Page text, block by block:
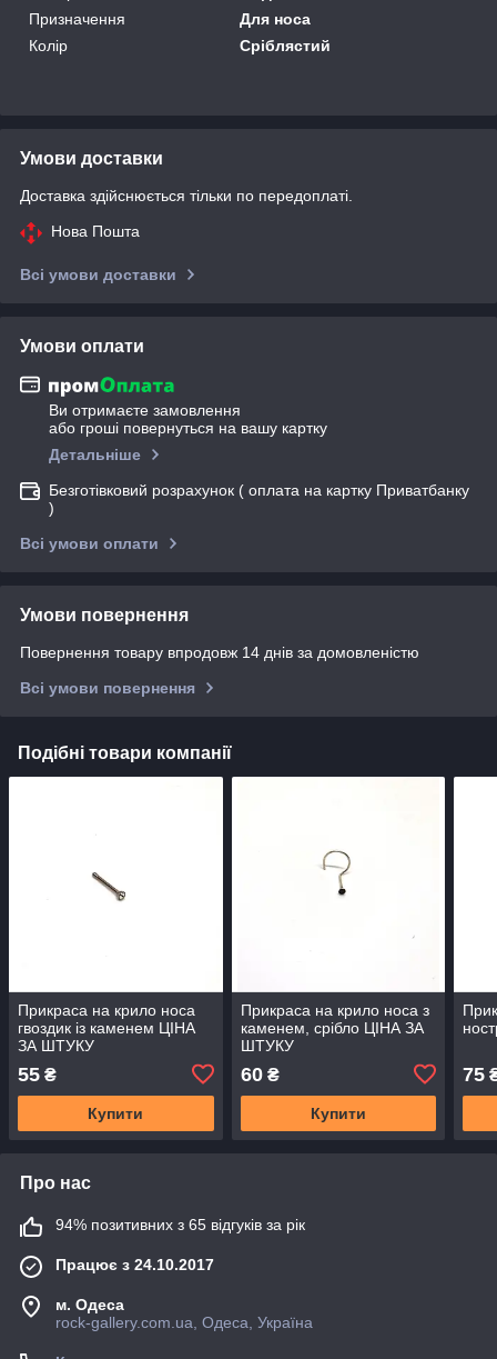
Призначення
Для носа
Колір
Сріблястий
Умови доставки
Доставка здійснюється тільки по передоплаті.
Нова Пошта
Всі умови доставки
Умови оплати
Ви отримаєте замовлення
або гроші повернуться на вашу картку
Детальніше
Безготівковий розрахунок ( оплата на картку Приватбанку
)
Всі умови оплати
Умови повернення
Повернення товару впродовж 14 днів за домовленістю
Всі умови повернення
Подібні товари компанії
Прикраса на крило носа
гвоздик із каменем ЦIНА
ЗА ШТУКУ
55 ₴
Купити
Прикраса на крило носа з
каменем, срібло ЦIНА ЗА
ШТУКУ
60₴
Купити
75
Про нас
94% позитивних з 65 відгуків за рік
Працює з 24.10.2017
м. Одеса
rock-gallery.com.ua, Одеса, Україна